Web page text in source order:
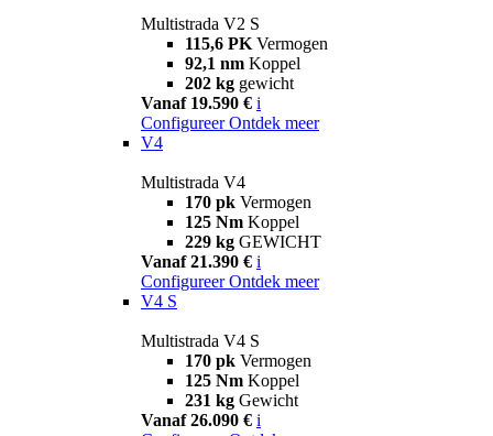
Multistrada V2 S
115,6 PK Vermogen
92,1 nm Koppel
202 kg gewicht
Vanaf 19.590 € i
Configureer Ontdek meer
V4
Multistrada V4
170 pk Vermogen
125 Nm Koppel
229 kg GEWICHT
Vanaf 21.390 € i
Configureer Ontdek meer
V4 S
Multistrada V4 S
170 pk Vermogen
125 Nm Koppel
231 kg Gewicht
Vanaf 26.090 € i